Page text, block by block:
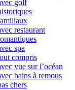
golf
restaurant
spa
compris
vue sur l’océan
bains à remous
chers